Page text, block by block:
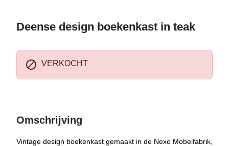
Deense design boekenkast in teak
 VERKOCHT
Omschrijving
Vintage design boekenkast gemaakt in de Nexo Mobelfabrik,